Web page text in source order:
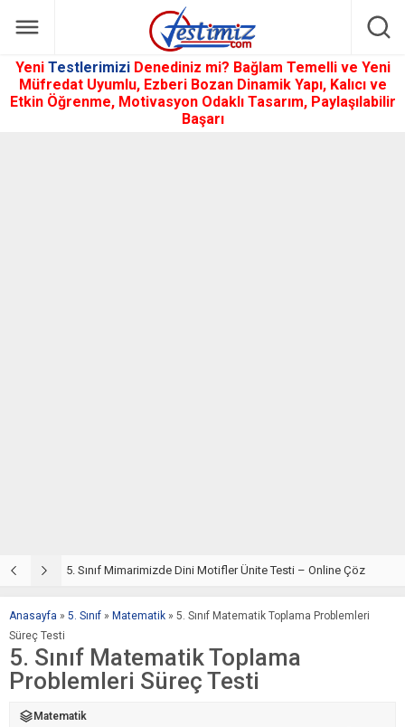
Yeni Testlerimizi Denediniz mi? Bağlam Temelli ve Yeni
Müfredat Uyumlu, Ezberi Bozan Dinamik Yapı, Kalıcı ve
Etkin Öğrenme, Motivasyon Odaklı Tasarım, Paylaşılabilir
Başarı
5. Sınıf Mimarimizde Dini Motifler Ünite Testi – Online Çöz
Anasayfa » 5. Sınıf » Matematik » 5. Sınıf Matematik Toplama Problemleri
Süreç Testi
5. Sınıf Matematik Toplama
Problemleri Süreç Testi
Matematik